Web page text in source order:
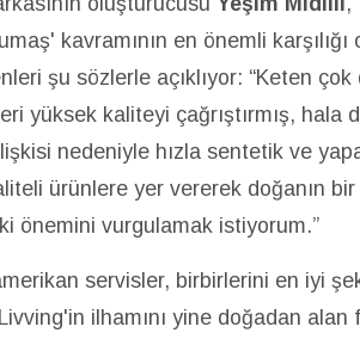
kavramının en önemli karşılığı
şu sözlerle açıklıyor: “Keten çok
yüksek kaliteyi çağrıştırmış, hala
nedeniyle hızla sentetik ve
ürünlere yer vererek doğanın bir
önemini vurgulamak istiyorum.”
servisler, birbirlerini en iyi
ilhamını yine doğadan alan